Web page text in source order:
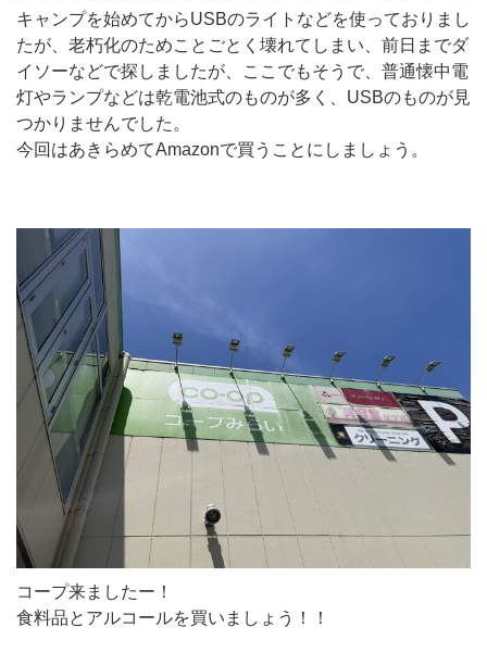
キャンプを始めてからUSBのライトなどを使っておりまし
たが、老朽化のためことごとく壊れてしまい、前日までダ
イソーなどで探しましたが、ここでもそうで、普通懐中電
灯やランプなどは乾電池式のものが多く、USBのものが見
つかりませんでした。
今回はあきらめてAmazonで買うことにしましょう。
コープ来ましたー！
食料品とアルコールを買いましょう！！